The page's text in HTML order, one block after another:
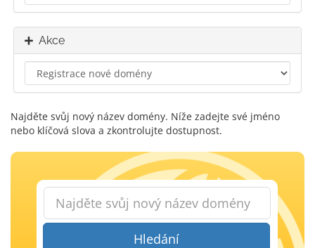
Akce
Najděte svůj nový název domény. Níže zadejte své jméno
nebo klíčová slova a zkontrolujte dostupnost.
Hledání